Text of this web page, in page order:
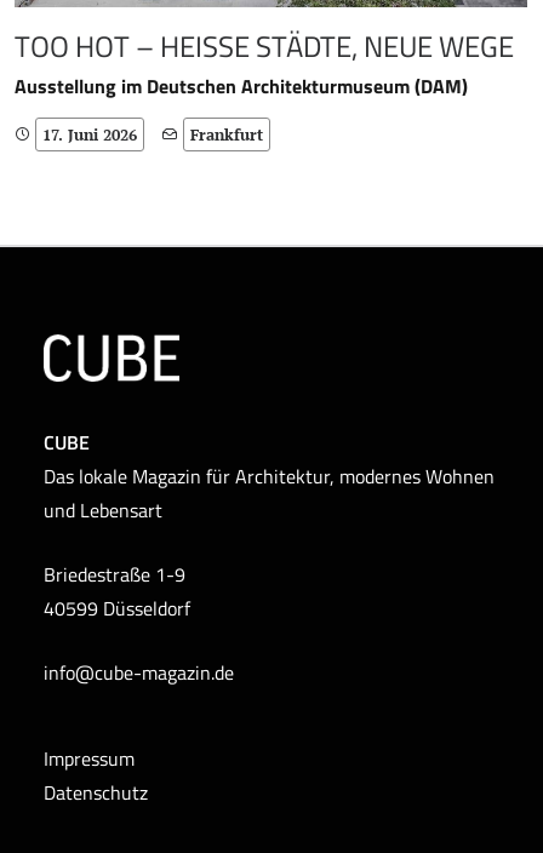
TOO HOT – HEISSE STÄDTE, NEUE WEGE
Ausstellung im Deutschen Architekturmuseum (DAM)
17. Juni 2026 Frankfurt
CUBE
Das lokale Magazin für Architektur, modernes Wohnen
und Lebensart
Briedestraße 1-9
40599 Düsseldorf
info@cube-magazin.de
Impressum
Datenschutz